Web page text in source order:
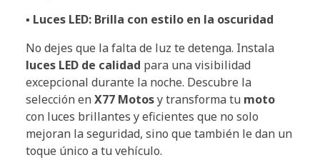
▪ Luces LED: Brilla con estilo en la oscuridad
No dejes que la falta de luz te detenga. Instala
luces LED de calidad para una visibilidad
excepcional durante la noche. Descubre la
selección enX77 Motosy transforma tu moto
con luces brillantes y eficientes que no solo
mejoran la seguridad, sino que también le dan un
toque único a tu vehículo.